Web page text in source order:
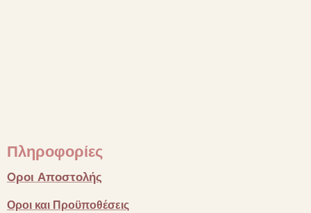
Πληροφορίες
Oροι Αποστολής
Οροι και Προϋποθέσεις